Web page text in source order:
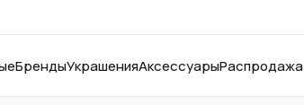
БрендыУкрашенияАксессуарыРаспродажа